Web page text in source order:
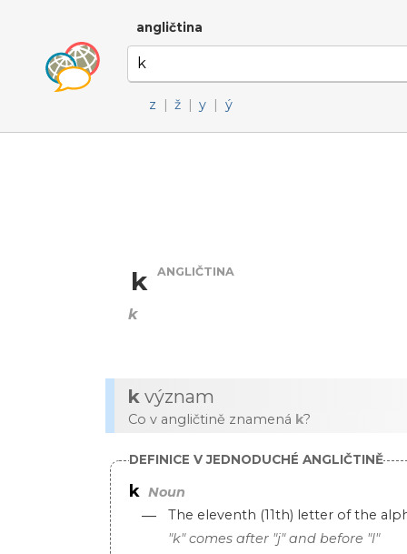
angličtina
z | ž | y | ý
k ANGLIČTINA
k
k význam
Co v angličtině znamená k?
DEFINICE V JEDNODUCHÉ ANGLIČTINĚ
k Noun
—
The eleventh (11th) letter of the
"k" comes after "j" and before "l"